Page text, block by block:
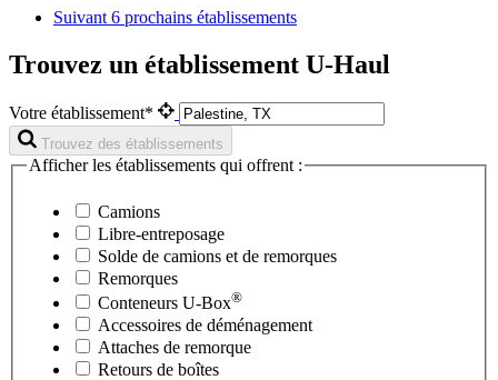
Suivant 6 prochains établissements
Trouvez un établissement U-Haul
Votre établissement*
Trouvez des établissements
Afficher les établissements qui offrent :
Camions
Libre-entreposage
Solde de camions et de remorques
Remorques
Conteneurs U-Box®
Accessoires de déménagement
Attaches de remorque
Retours de boîtes